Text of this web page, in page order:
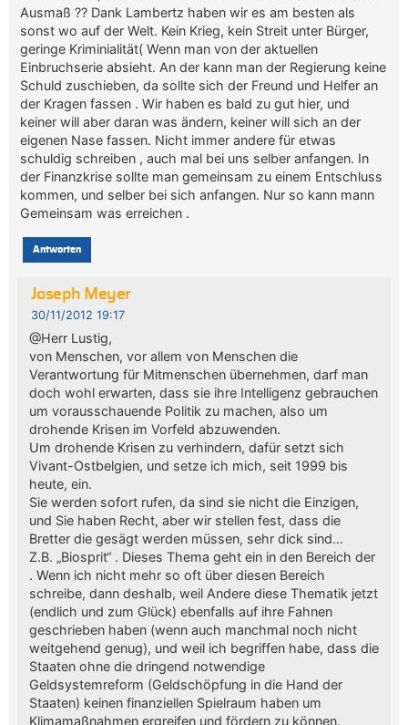
Ausmaß ?? Dank Lambertz haben wir es am besten als
sonst wo auf der Welt. Kein Krieg, kein Streit unter Bürger,
geringe Kriminialität( Wenn man von der aktuellen
Einbruchserie absieht. An der kann man der Regierung keine
Schuld zuschieben, da sollte sich der Freund und Helfer an
der Kragen fassen . Wir haben es bald zu gut hier, und
keiner will aber daran was ändern, keiner will sich an der
eigenen Nase fassen. Nicht immer andere für etwas
schuldig schreiben , auch mal bei uns selber anfangen. In
der Finanzkrise sollte man gemeinsam zu einem Entschluss
kommen, und selber bei sich anfangen. Nur so kann mann
Gemeinsam was erreichen .
Antworten
Joseph Meyer
30/11/2012 19:17
@Herr Lustig,
von Menschen, vor allem von Menschen die
Verantwortung für Mitmenschen übernehmen, darf man
doch wohl erwarten, dass sie ihre Intelligenz gebrauchen
um vorausschauende Politik zu machen, also um
drohende Krisen im Vorfeld abzuwenden.
Um drohende Krisen zu verhindern, dafür setzt sich
Vivant-Ostbelgien, und setze ich mich, seit 1999 bis
heute, ein.
Sie werden sofort rufen, da sind sie nicht die Einzigen,
und Sie haben Recht, aber wir stellen fest, dass die
Bretter die gesägt werden müssen, sehr dick sind…
Z.B. „Biosprit“ . Dieses Thema geht ein in den Bereich der
. Wenn ich nicht mehr so oft über diesen Bereich
schreibe, dann deshalb, weil Andere diese Thematik jetzt
(endlich und zum Glück) ebenfalls auf ihre Fahnen
geschrieben haben (wenn auch manchmal noch nicht
weitgehend genug), und weil ich begriffen habe, dass die
Staaten ohne die dringend notwendige
Geldsystemreform (Geldschöpfung in die Hand der
Staaten) keinen finanziellen Spielraum haben um
Klimamaßnahmen ergreifen und fördern zu können.